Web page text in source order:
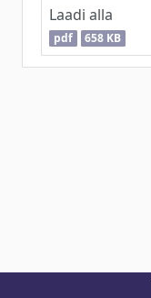
Laadi alla
pdf 658 KB